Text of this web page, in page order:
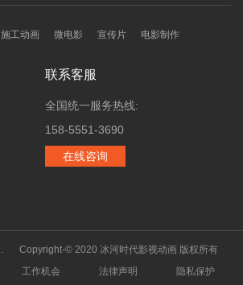
施工动画 微电影 宣传片 电影制作
联系客服
全国统一服务热线:
158-5551-3690
在线咨询
Copyright-© 2020 冰河时代影视动画 版权所有
.
隐私保护
法律声明
工作机会